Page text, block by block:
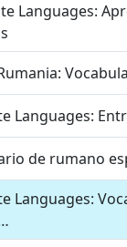
Languages:
Languages:
de rumano
Languages: